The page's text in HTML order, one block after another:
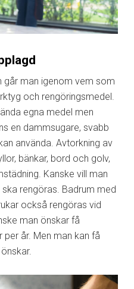
går man igenom vem som
och rengöringsmedel.
egna medel men
en dammsugare, svabb
använda. Avtorkning av
bänkar, bord och golv,
Kanske vill man
rengöras. Badrum med
också rengöras vid
man önskar få
per år. Men man kan få